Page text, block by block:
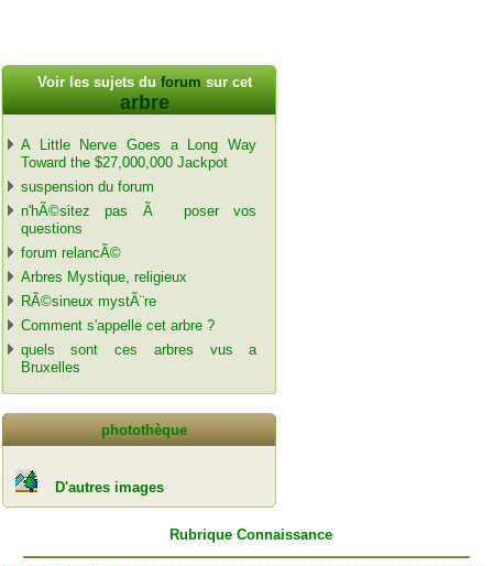
Voir les sujets du forum sur cet
arbre
A Little Nerve Goes a Long Way
Toward the $27,000,000 Jackpot
suspension du forum
n'hÃ©sitez pas Ã poser vos
questions
forum relancÃ©
Arbres Mystique, religieux
RÃ©sineux mystÃ¨re
Comment s'appelle cet arbre ?
quels sont ces arbres vus a
Bruxelles
photothèque
D'autres images
Rubrique Connaissance